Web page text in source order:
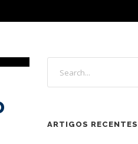
ARTIGOS RECENTES